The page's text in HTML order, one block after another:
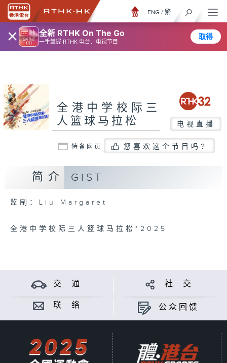
× 全新 RTHK On The Go
一手掌握 RTHK 电台、电视节目
取得
ENG / 繁
全港中学校际三
人篮球马拉松
电视直播
特备网页 您喜欢这个节目吗?
简介 GIST
监制：Liu Margaret
全港中学校际三人篮球马拉松*2025
交 通 社 交
联 络 公众回馈